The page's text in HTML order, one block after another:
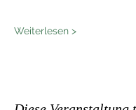
Weiterlesen >